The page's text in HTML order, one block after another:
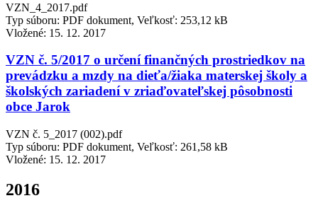
VZN_4_2017.pdf
Typ súboru: PDF dokument, Veľkosť: 253,12 kB
Vložené: 15. 12. 2017
VZN č. 5/2017 o určení finančných prostriedkov na
prevádzku a mzdy na dieťa/žiaka materskej školy a
školských zariadení v zriaďovateľskej pôsobnosti
obce Jarok
VZN č. 5_2017 (002).pdf
Typ súboru: PDF dokument, Veľkosť: 261,58 kB
Vložené: 15. 12. 2017
2016